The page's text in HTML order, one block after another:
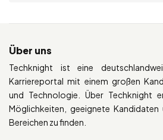
Über uns
Techknight ist eine
Karriereportal mit einem großen
und Technologie. Über Techknight
Möglichkeiten, geeignete Kandidaten
Bereichen zu finden.